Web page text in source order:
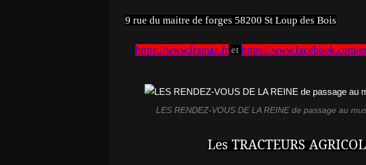
9 rue du maitre de forges 58200 St Loup des Bois
https://www.framaa.fret https://www.facebook.com/
LES RENDEZ-VOUS DE LA REINE de passage au
Les TRACTEURS